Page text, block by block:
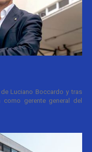
Luciano Boccardo y tras
gerente general del